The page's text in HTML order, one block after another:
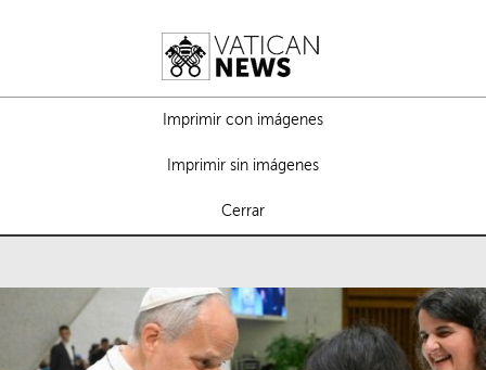
Imprimir con imágenes
Imprimir sin imágenes
Cerrar